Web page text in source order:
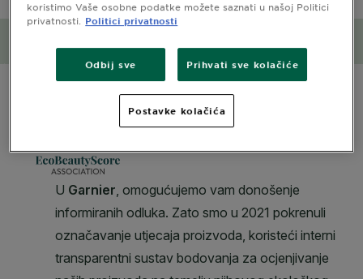
CLOSE SUBPANEL
koristimo Vaše osobne podatke možete saznati u našoj Politici
privatnosti.
Politici privatnosti
Odbij sve Prihvati sve kolačiće
Postavke kolačića